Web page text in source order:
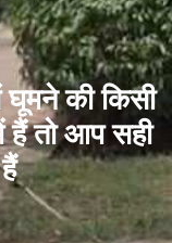
की किसी
तो आप सही